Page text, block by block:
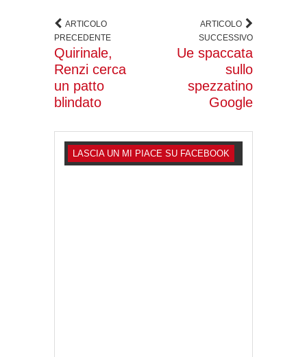
ARTICOLO
PRECEDENTE
Quirinale,
Renzi cerca
un patto
blindato
ARTICOLO
SUCCESSIVO
Ue spaccata
sullo
spezzatino
Google
LASCIA UN MI PIACE SU FACEBOOK